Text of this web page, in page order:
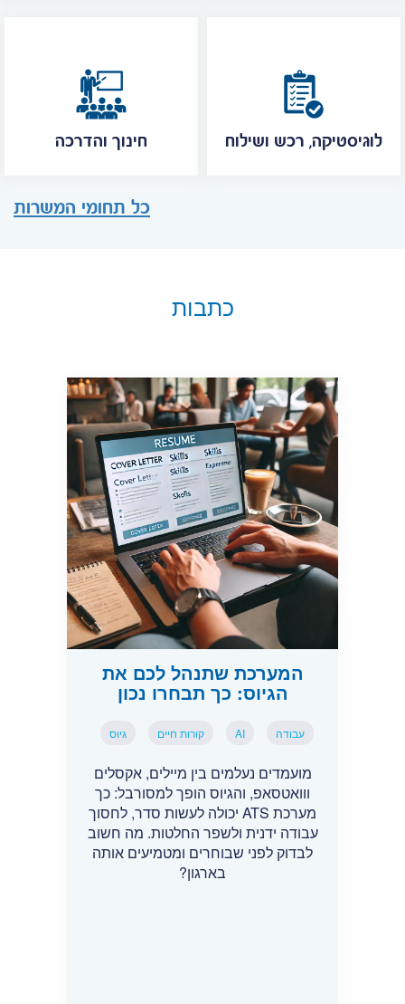
חינוך והדרכה לוגיסטיקה, רכש ושילוח
כל תחומי המשרות
כתבות
המערכת שתנהל לכם את
הגיוס: כך תבחרו נכון
עבודה AI קורות חיים גיוס
מועמדים נעלמים בין מיילים, אקסלים
ווואטסאפ, והגיוס הופך למסורבל: כך
מערכת ATS יכולה לעשות סדר, לחסוך
עבודה ידנית ולשפר החלטות. מה חשוב
לבדוק לפני שבוחרים ומטמיעים אותה
בארגון?